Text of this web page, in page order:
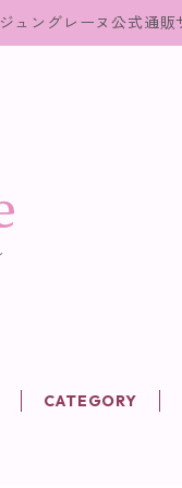
ジュングレーヌ公式通
CATEGORY